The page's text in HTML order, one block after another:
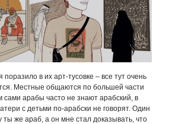
в их арт-тусовке – все тут очень
Местные общаются по большей части
арабы часто не знают арабский, в
с детьми по-арабски не говорят. Один
ты же араб, а он мне стал доказывать, что